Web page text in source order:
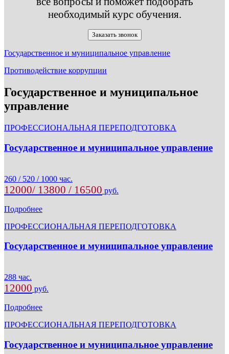
необходимый курс обучения.
Заказать звонок
Государственное и муниципальное управление
Противодействие коррупции
Государственное и муниципальное
управление
ПРОФЕССИОНАЛЬНАЯ ПЕРЕПОДГОТОВКА
Государственное и муниципальное управление
260 / 520 / 1000 час.
12000/ 13800 / 16500 руб.
Подробнее
ПРОФЕССИОНАЛЬНАЯ ПЕРЕПОДГОТОВКА
Государственное и муниципальное управление
288 час.
12000 руб.
Подробнее
ПРОФЕССИОНАЛЬНАЯ ПЕРЕПОДГОТОВКА
Государственное и муниципальное управление